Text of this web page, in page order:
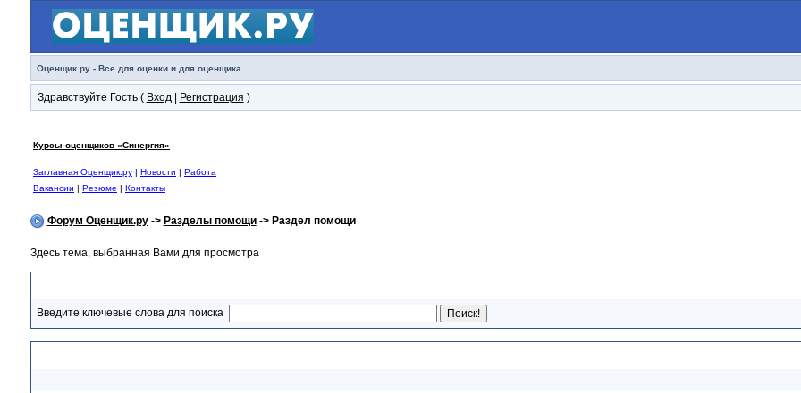
Оценщик.ру - Все для оценки и для оценщика
Здравствуйте Гость ( Вход| Регистрация )
Курсы оценщиков «Синергия»
Заглавная Оценщик.ру| Новости | Работа
Вакансии | Резюме | Контакты
Форум Оценщик.ру-> Разделы помощи-> Раздел помощи
Здесь тема, выбранная Вами для просмотра
Введите ключевые слова для поиска